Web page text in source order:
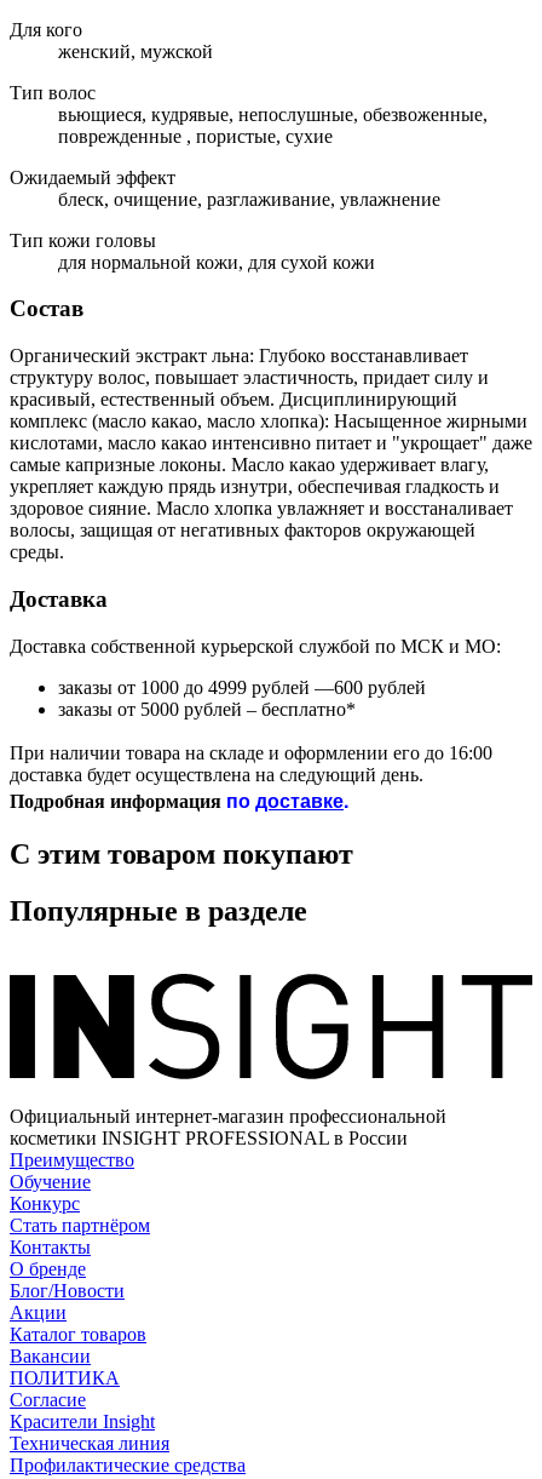
Для кого
женский, мужской
Тип волос
вьющиеся, кудрявые, непослушные, обезвоженные,
поврежденные , пористые, сухие
Ожидаемый эффект
блеск, очищение, разглаживание, увлажнение
Тип кожи головы
для нормальной кожи, для сухой кожи
Состав
Органический экстракт льна: Глубоко восстанавливает
структуру волос, повышает эластичность, придает силу и
красивый, естественный объем. Дисциплинирующий
комплекс (масло какао, масло хлопка): Насыщенное жирными
кислотами, масло какао интенсивно питает и "укрощает" даже
самые капризные локоны. Масло какао удерживает влагу,
укрепляет каждую прядь изнутри, обеспечивая гладкость и
здоровое сияние. Масло хлопка увлажняет и восстаналивает
волосы, защищая от негативных факторов окружающей
среды.
Доставка
Доставка собственной курьерской службой по МСК и МО:
заказы от 1000 до 4999 рублей —600 рублей
заказы от 5000 рублей – бесплатно*
При наличии товара на складе и оформлении его до 16:00
доставка будет осуществлена на следующий день.
Подробная информация подоставке.
С этим товаром покупают
Популярные в разделе
Официальный интернет-магазин профессиональной
косметики INSIGHT PROFESSIONAL в России
Преимущество
Обучение
Конкурс
Стать партнёром
Контакты
О бренде
Блог/Новости
Акции
Каталог товаров
Вакансии
ПОЛИТИКА
Согласие
Краcители Insight
Техническая линия
Профилактические средства